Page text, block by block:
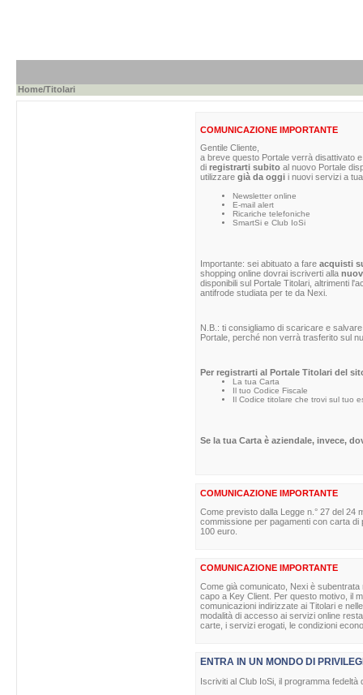
Home/Titolari
COMUNICAZIONE IMPORTANTE
Gentile Cliente,
a breve questo Portale verrà disattivato
diregistrarti subitoal nuovo Portale
utilizzare già da oggii nuovi servizi a
Newsletter online
E-mail alert
Ricariche telefoniche
SmartSi e Club IoSi
Importante: sei abituato a fare acquisti
shopping online dovrai iscriverti alla
disponibili sul Portale Titolari, altrimenti
antifrode studiata per te da Nexi.
N.B.: ti consigliamo di scaricare e
Portale, perché non verrà trasferito sul
Per registrarti al Portale Titolari del
La tua Carta
Il tuo Codice Fiscale
Il Codice titolare che trovi sul tuo
Se la tua Carta è aziendale, invece,
COMUNICAZIONE IMPORTANTE
Come previsto dalla Legge n.° 27 del 24
commissione per pagamenti con carta
100 euro.
COMUNICAZIONE IMPORTANTE
Come già comunicato, Nexi è
capo a Key Client. Per questo motivo, il
comunicazioni indirizzate ai Titolari e
modalità di accesso ai servizi online
carte, i servizi erogati, le condizioni
ENTRA IN UN MONDO DI
Iscriviti al Club IoSi, il programma